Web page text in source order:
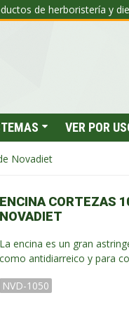
de herboristería y
VER POR
Novadiet
ENCINA CORTEZAS
NOVADIET
La encina es un gran
como antidiarreico y para
NVD-1050